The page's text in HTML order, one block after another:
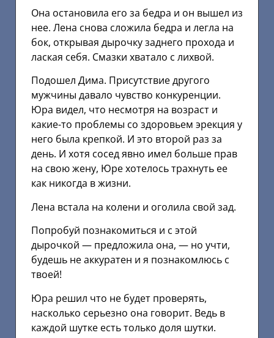
Она остановила его за бедра и он вышел из
нее. Лена снова сложила бедра и легла на
бок, открывая дырочку заднего прохода и
лаская себя. Смазки хватало с лихвой.
Подошел Дима. Присутствие другого
мужчины давало чувство конкуренции.
Юра видел, что несмотря на возраст и
какие-то проблемы со здоровьем эрекция у
него была крепкой. И это второй раз за
день. И хотя сосед явно имел больше прав
на свою жену, Юре хотелось трахнуть ее
как никогда в жизни.
Лена встала на колени и оголила свой зад.
Попробуй познакомиться и с этой
дырочкой — предложила она, — но учти,
будешь не аккуратен и я познакомлюсь с
твоей!
Юра решил что не будет проверять,
насколько серьезно она говорит. Ведь в
каждой шутке есть только доля шутки.